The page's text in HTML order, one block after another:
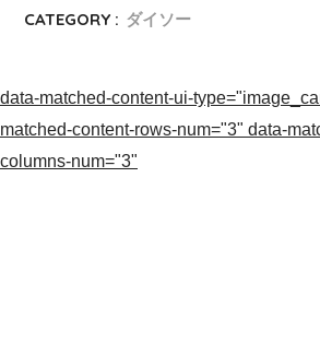
CATEGORY : ダイソー
data-matched-content-ui-
matched-content-rows-num="3" data-
columns-num="3"